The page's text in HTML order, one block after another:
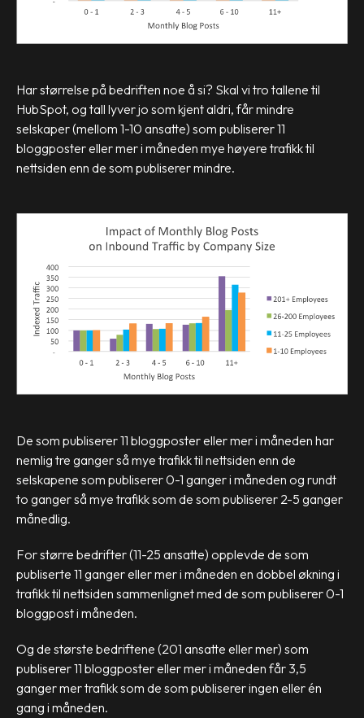
Har størrelse på bedriften noe å si? Skal vi tro tallene til
HubSpot, og tall lyver jo som kjent aldri, får mindre
selskaper (mellom 1-10 ansatte) som publiserer 11
bloggposter eller mer i måneden mye høyere trafikk til
nettsiden enn de som publiserer mindre.
De som publiserer 11 bloggposter eller mer i måneden har
nemlig tre ganger så mye trafikk til nettsiden enn de
selskapene som publiserer 0-1 ganger i måneden og rundt
to ganger så mye trafikk som de som publiserer 2-5 ganger
månedlig.
For større bedrifter (11-25 ansatte) opplevde de som
publiserte 11 ganger eller mer i måneden en dobbel økning i
trafikk til nettsiden sammenlignet med de som publiserer 0-1
bloggpost i måneden.
Og de største bedriftene (201 ansatte eller mer) som
publiserer 11 bloggposter eller mer i måneden får 3,5
ganger mer trafikk som de som publiserer ingen eller én
gang i måneden.